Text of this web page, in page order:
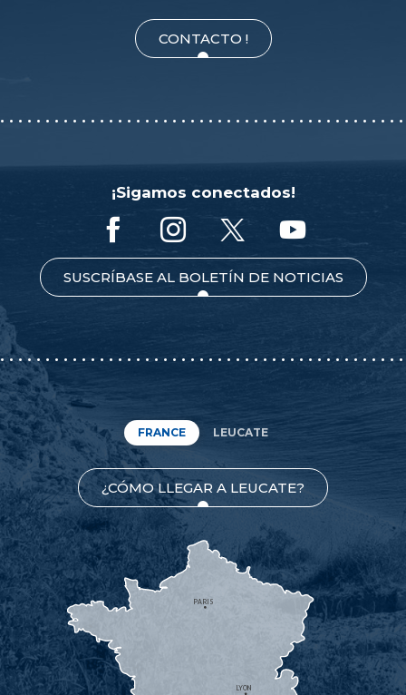
CONTACTO !
¡Sigamos conectados!
SUSCRÍBASE AL BOLETÍN DE NOTICIAS
FRANCE LEUCATE
¿CÓMO LLEGAR A LEUCATE?
LYON
PARIS